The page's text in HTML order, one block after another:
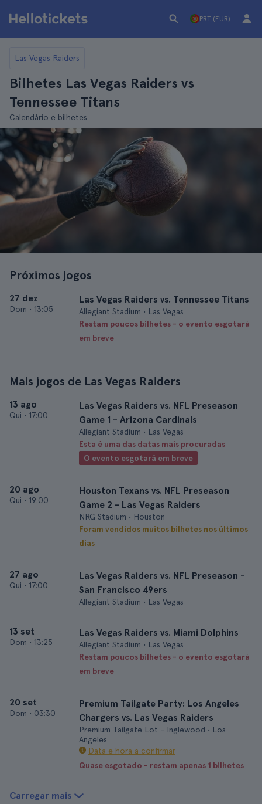
PRT (EUR)
Las Vegas Raiders
Bilhetes Las Vegas Raiders vs
Tennessee Titans
Calendário e bilhetes
Próximos jogos
27 dez
Dom • 13:05
Las Vegas Raiders vs. Tennessee Titans
Allegiant Stadium • Las Vegas
Restam poucos bilhetes - o evento esgotará
em breve
Mais jogos de Las Vegas Raiders
13 ago
Qui • 17:00
Las Vegas Raiders vs. NFL Preseason
Game 1 - Arizona Cardinals
Allegiant Stadium • Las Vegas
Esta é uma das datas mais procuradas
O evento esgotará em breve
20 ago
Qui • 19:00
Houston Texans vs. NFL Preseason
Game 2 - Las Vegas Raiders
NRG Stadium • Houston
Foram vendidos muitos bilhetes nos últimos
dias
27 ago
Qui • 17:00
Las Vegas Raiders vs. NFL Preseason -
San Francisco 49ers
Allegiant Stadium • Las Vegas
13 set
Dom • 13:25
Las Vegas Raiders vs. Miami Dolphins
Allegiant Stadium • Las Vegas
Restam poucos bilhetes - o evento esgotará
em breve
20 set
Dom • 03:30
Premium Tailgate Party: Los Angeles
Chargers vs. Las Vegas Raiders
Premium Tailgate Lot - Inglewood • Los
Angeles
Data e hora a confirmar
Quase esgotado - restam apenas 1 bilhetes
Carregar mais